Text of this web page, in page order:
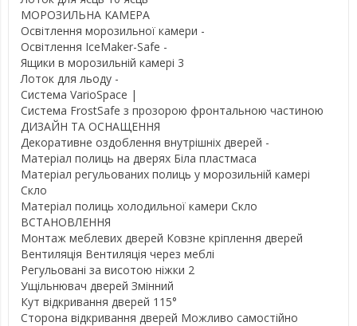
МОРОЗИЛЬНА КАМЕРА
Освітлення морозильної камери -
Освітлення IceMaker-Safe -
Ящики в морозильній камері 3
Лоток для льоду -
Система VarioSpace |
Система FrostSafe з прозорою фронтальною частиною
ДИЗАЙН ТА ОСНАЩЕННЯ
Декоративне оздоблення внутрішніх дверей -
Матеріал полиць на дверях Біла пластмаса
Матеріал регульованих полиць у морозильній камері
Скло
Матеріал полиць холодильної камери Скло
ВСТАНОВЛЕННЯ
Монтаж меблевих дверей Ковзне кріплення дверей
Вентиляція Вентиляція через меблі
Регульовані за висотою ніжки 2
Ущільнювач дверей Змінний
Кут відкривання дверей 115°
Сторона відкривання дверей Можливо самостійно